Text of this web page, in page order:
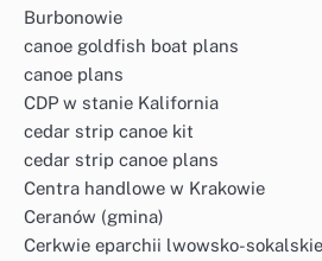
Burbonowie
canoe goldfish boat plans
canoe plans
CDP w stanie Kalifornia
cedar strip canoe kit
cedar strip canoe plans
Centra handlowe w Krakowie
Ceranów (gmina)
Cerkwie eparchii lwowsko-